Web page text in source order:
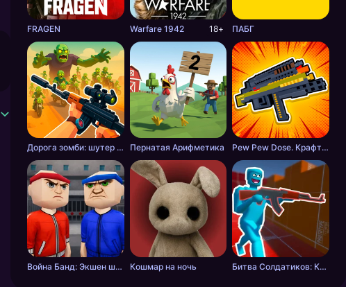
FRAGEN Warfare 1942 18+ ПАБГ
Дорога зомби: шутер с разрушениями Пернатая Арифметика Pew Pew Dose. Крафт оружия
Война Банд: Экшен шутер Кошмар на ночь Битва Солдатиков: Красные против Синих